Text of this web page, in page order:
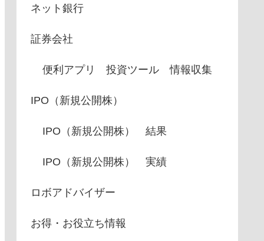
ネット銀行
証券会社
便利アプリ 投資ツール 情報収集
IPO（新規公開株）
IPO（新規公開株） 結果
IPO（新規公開株） 実績
ロボアドバイザー
お得・お役立ち情報